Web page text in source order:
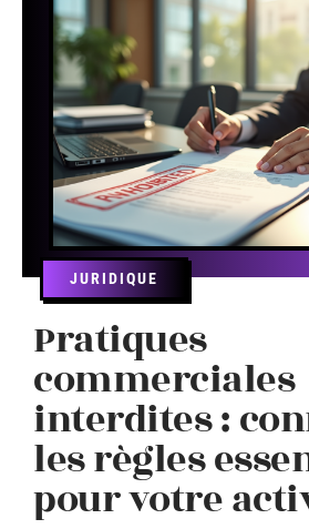
JURIDIQUE
Pratiques
commerciales
interdites :
les règles
pour votre